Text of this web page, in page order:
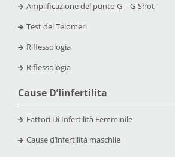
Amplificazione del punto G – G-Shot
Test dei Telomeri
Riflessologia
Riflessologia
Cause D’Iinfertilita
Fattori Dì Infertilità Femminile
Cause d’infertilità maschile